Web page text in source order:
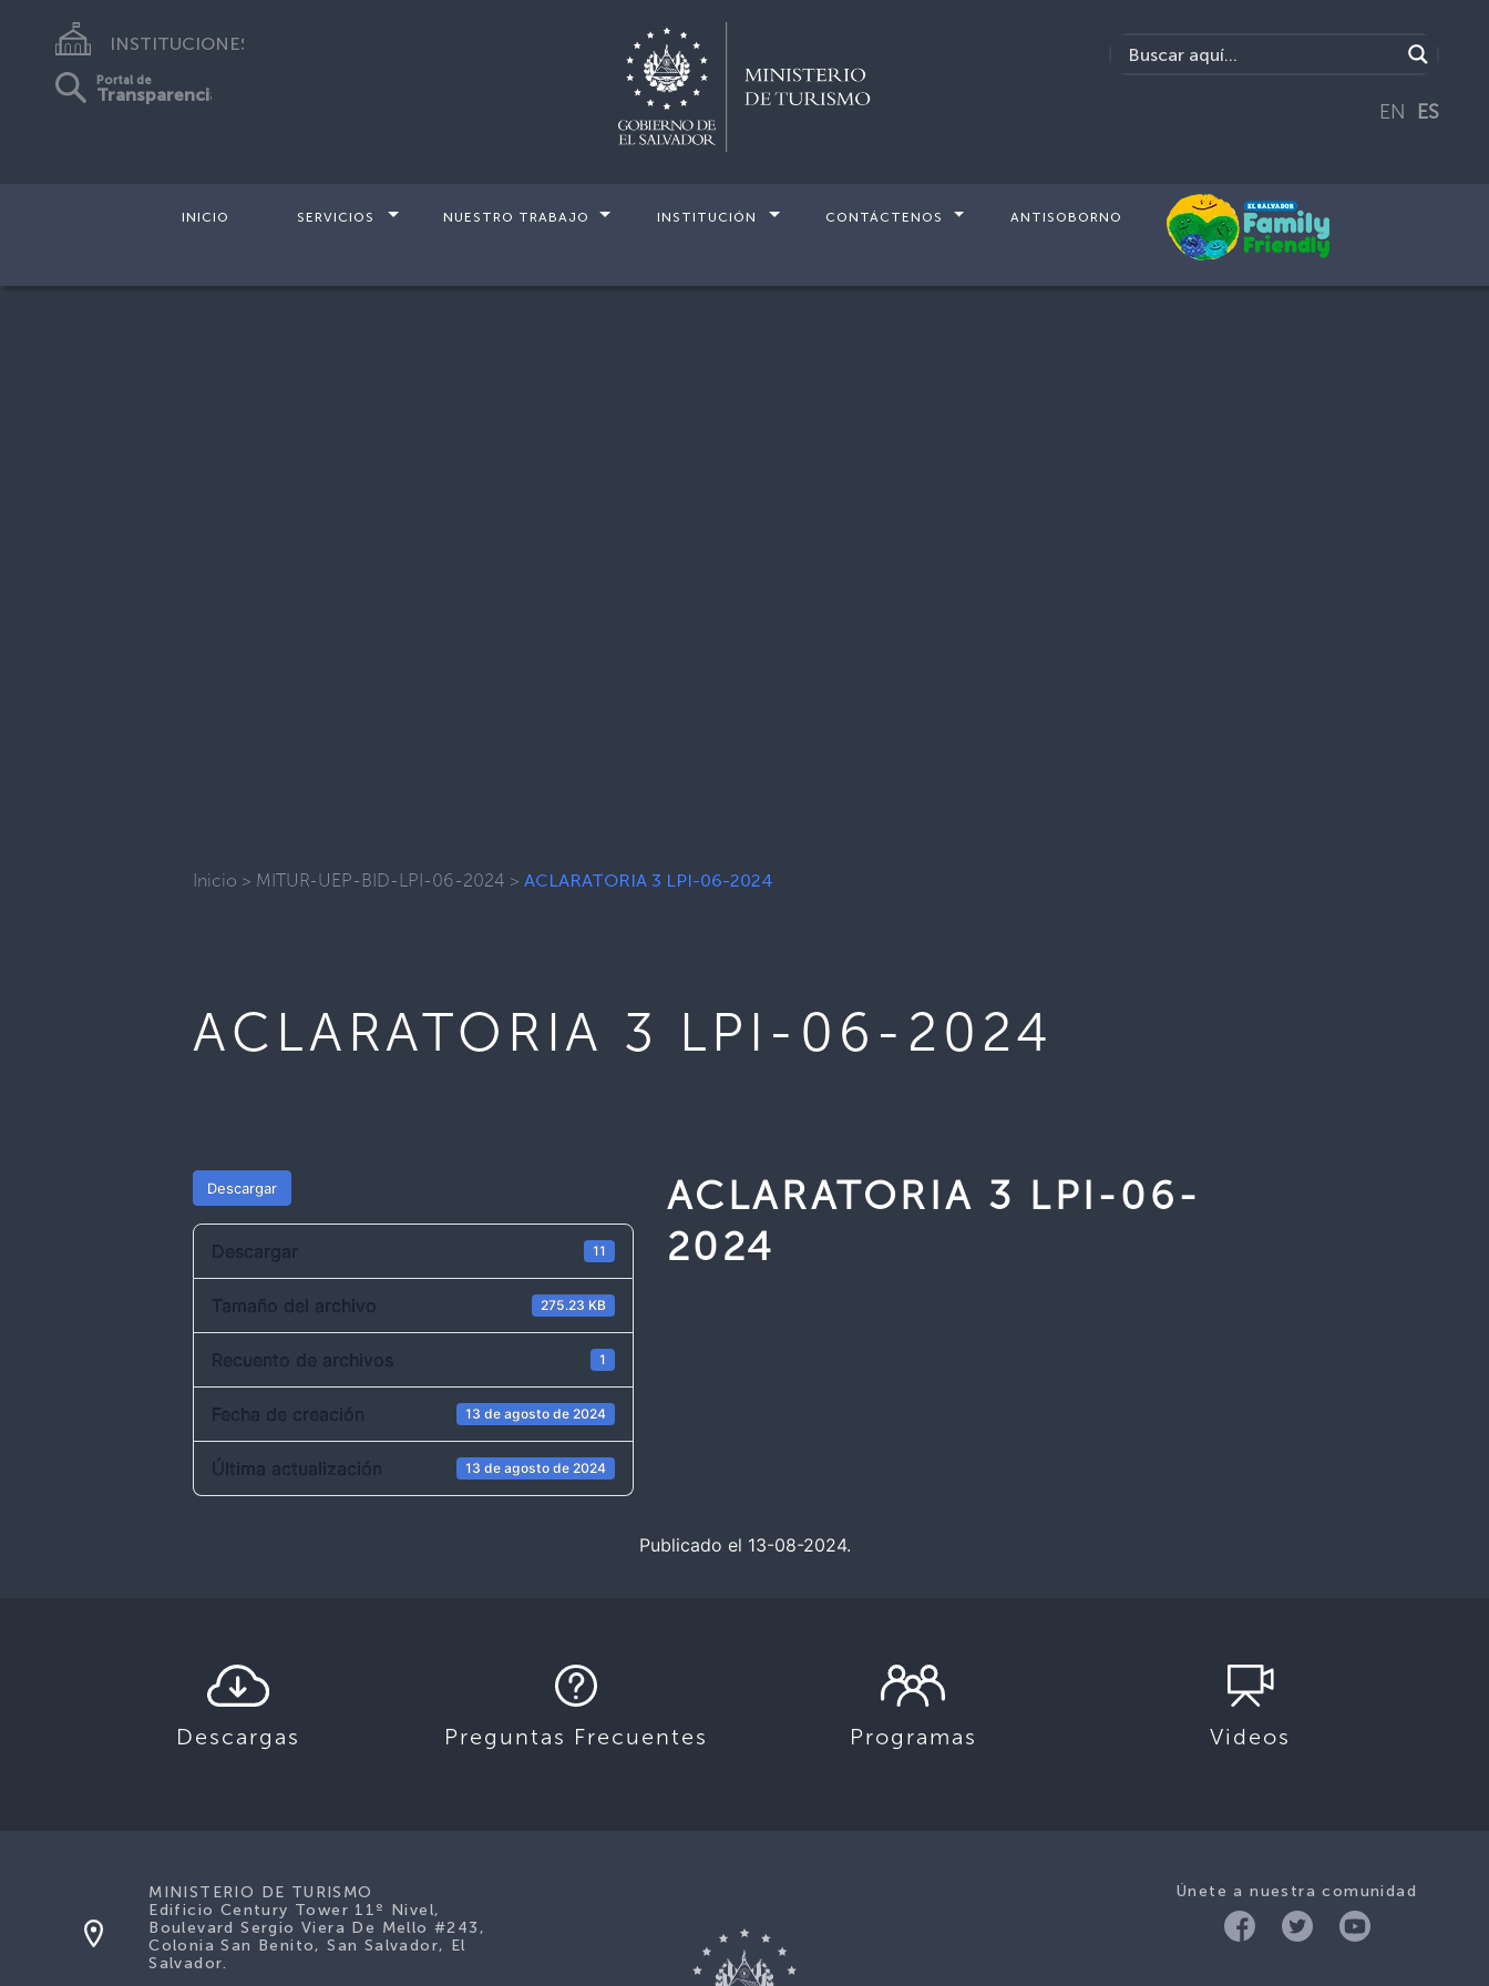
INSTITUCIONES
Portal de
Transparencia
EN ES
INICIO SERVICIOS NUESTRO TRABAJO INSTITUCIÓN CONTÁCTENOS ANTISOBORNO
Inicio > MITUR-UEP-BID-LPI-06-2024 >ACLARATORIA 3 LPI-06-2024
ACLARATORIA 3 LPI-06-2024
Descargar
Descargar 11
Tamaño del archivo 275.23 KB
Recuento de archivos 1
Fecha de creación 13 de agosto de 2024
Última actualización 13 de agosto de 2024
ACLARATORIA 3 LPI-06-
2024
Publicado el 13-08-2024.
Descargas Preguntas Frecuentes Programas Videos
Únete a nuestra comunidad
MINISTERIO DE TURISMO
Edificio Century Tower 11º Nivel,
Boulevard Sergio Viera De Mello #243,
Colonia San Benito, San Salvador, El
Salvador.